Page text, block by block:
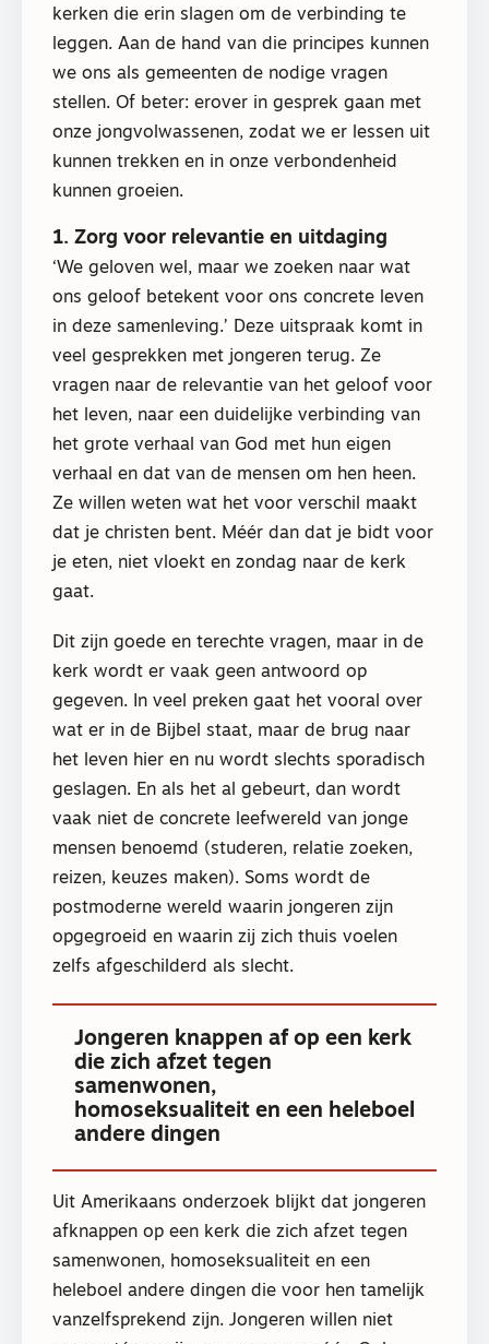
kerken die erin slagen om de verbinding te
leggen. Aan de hand van die principes kunnen
we ons als gemeenten de nodige vragen
stellen. Of beter: erover in gesprek gaan met
onze jongvolwassenen, zodat we er lessen uit
kunnen trekken en in onze verbondenheid
kunnen groeien.
1. Zorg voor relevantie en uitdaging
‘We geloven wel, maar we zoeken naar wat
ons geloof betekent voor ons concrete leven
in deze samenleving.’ Deze uitspraak komt in
veel gesprekken met jongeren terug. Ze
vragen naar de relevantie van het geloof voor
het leven, naar een duidelijke verbinding van
het grote verhaal van God met hun eigen
verhaal en dat van de mensen om hen heen.
Ze willen weten wat het voor verschil maakt
dat je christen bent. Méér dan dat je bidt voor
je eten, niet vloekt en zondag naar de kerk
gaat.
Dit zijn goede en terechte vragen, maar in de
kerk wordt er vaak geen antwoord op
gegeven. In veel preken gaat het vooral over
wat er in de Bijbel staat, maar de brug naar
het leven hier en nu wordt slechts sporadisch
geslagen. En als het al gebeurt, dan wordt
vaak niet de concrete leefwereld van jonge
mensen benoemd (studeren, relatie zoeken,
reizen, keuzes maken). Soms wordt de
postmoderne wereld waarin jongeren zijn
opgegroeid en waarin zij zich thuis voelen
zelfs afgeschilderd als slecht.
Jongeren knappen af op een kerk
die zich afzet tegen
samenwonen,
homoseksualiteit en een heleboel
andere dingen
Uit Amerikaans onderzoek blijkt dat jongeren
afknappen op een kerk die zich afzet tegen
samenwonen, homoseksualiteit en een
heleboel andere dingen die voor hen tamelijk
vanzelfsprekend zijn. Jongeren willen niet